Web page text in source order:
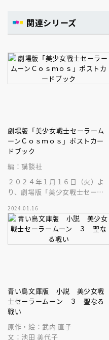
関連シリーズ
劇場版「美少女戦士セーラーム
ーンＣｏｓｍｏｓ」ポストカー
ドブック
編：講談社
２０２４年１月１６日（火）よ
り、劇場版「美少女戦士セーラ
ポストカードブックが発売中で
す！
2024.01.16
青い鳥文庫版 小説 美少女戦
士セーラームーン ３ 聖なる
戦い
原作・絵：武内 直子
文：池田 美代子